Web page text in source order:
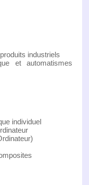
industriels
et automatismes
individuel